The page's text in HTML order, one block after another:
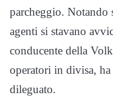
parcheggio.
agenti si stavano
conducente della
operatori in divisa,
dileguato.